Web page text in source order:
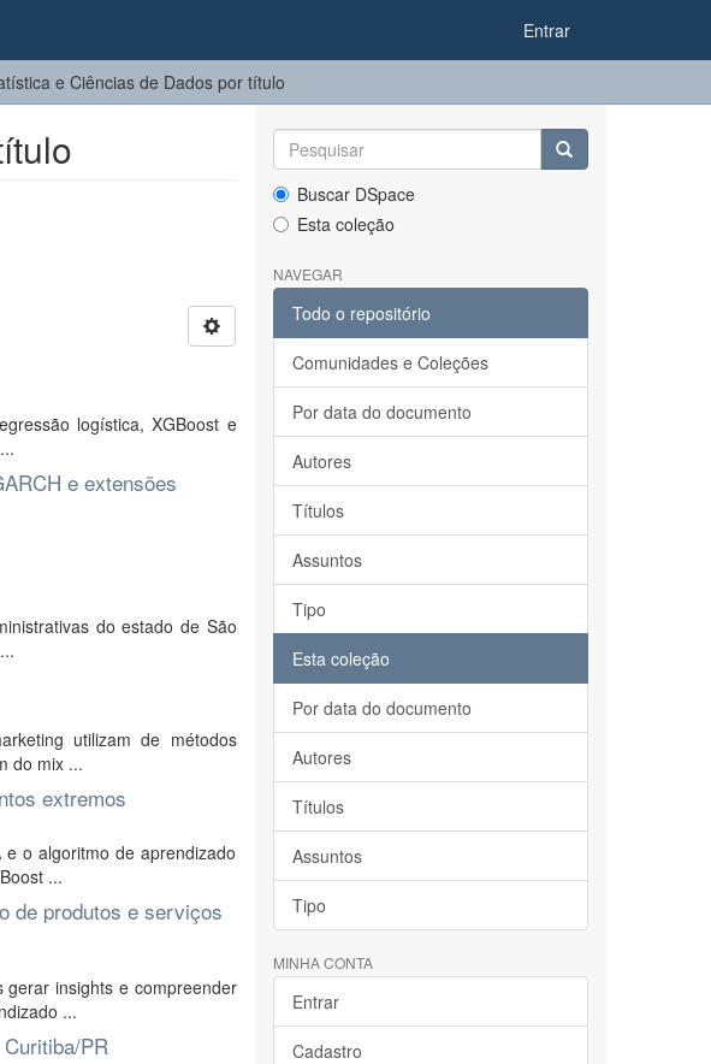
Entrar
e Ciências de Dados por título
logística, XGBoost e
e extensões
do estado de São
utilizam de métodos
do mix ...
extremos
o algoritmo de aprendizado
...
de produtos e serviços
insights e compreender
...
PR
Buscar DSpace
Esta coleção
NAVEGAR
Todo o repositório
Comunidades e Coleções
Por data do documento
Autores
Títulos
Assuntos
Tipo
Esta coleção
Por data do documento
Autores
Títulos
Assuntos
Tipo
MINHA CONTA
Entrar
Cadastro